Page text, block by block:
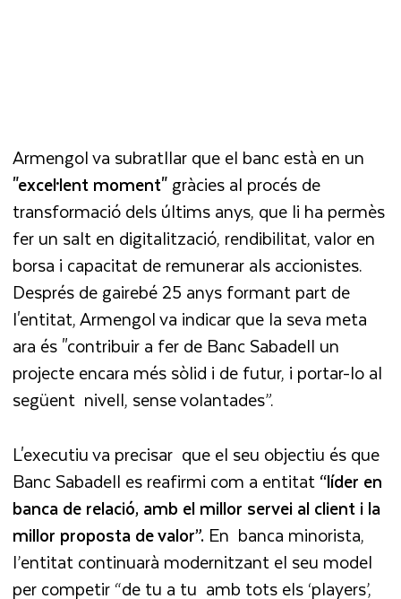
Armengol va subratllar que el banc està en un
"excel·lent moment"gràcies al procés de
transformació dels últims anys, que li ha permès
fer un salt en digitalització, rendibilitat, valor en
borsa i capacitat de remunerar als accionistes.
Després de gairebé 25 anys formant part de
l'entitat, Armengol va indicar que la seva meta
ara és "contribuir a fer de Banc Sabadell un
projecte encara més sòlid i de futur, i portar-lo al
següent nivell, sense volantades”.
L'executiu va precisar que el seu objectiu és que
Banc Sabadell es reafirmi com a entitat“líder en
banca de relació, amb el millor servei al client i la
millor proposta de valor”. En banca minorista,
l’entitat continuarà modernitzant el seu model
per competir “de tu a tu amb tots els ‘players’,